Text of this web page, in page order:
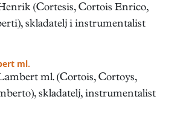
(Cortesis, Cortois Enrico,
skladatelj i instrumentalist
ml.
ml. (Cortois, Cortoys,
skladatelj, instrumentalist